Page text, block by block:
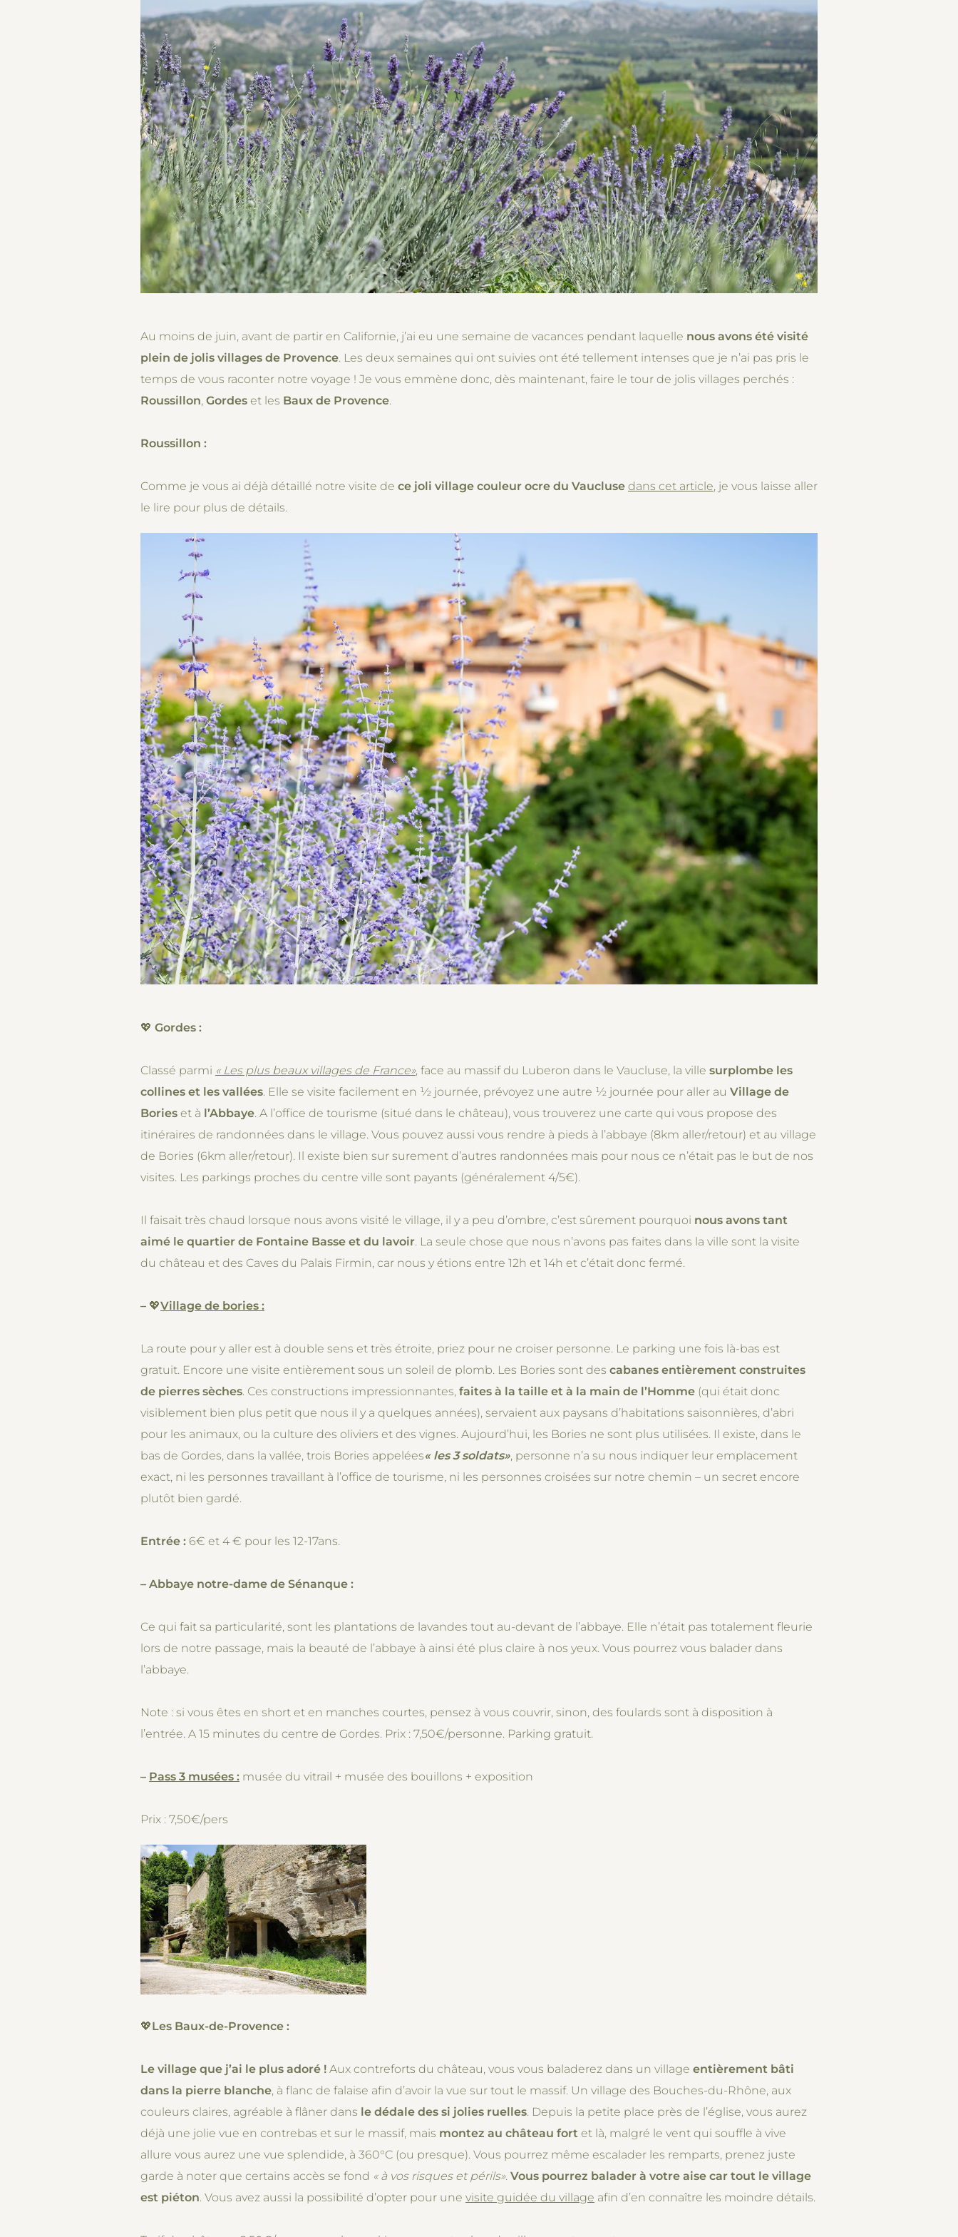
Au moins de juin, avant de partir en Californie, j’ai eu une semaine de vacances pendant laquelle nous avons été visité
plein de jolis villages de Provence. Les deux semaines qui ont suivies ont été tellement intenses que je n’ai pas pris le
temps de vous raconter notre voyage ! Je vous emmène donc, dès maintenant, faire le tour de jolis villages perchés :
Roussillon, Gordes et les Baux de Provence.
Roussillon :
Comme je vous ai déjà détaillé notre visite de ce joli village couleur ocre du Vaucluse dans cet article, je vous laisse aller
le lire pour plus de détails.
💖 Gordes :
Classé parmi « Les plus beaux villages de France», face au massif du Luberon dans le Vaucluse, la ville surplombe les
collines et les vallées. Elle se visite facilement en ½ journée, prévoyez une autre ½ journée pour aller au Village de
Bories et à l’Abbaye. A l’office de tourisme (situé dans le château), vous trouverez une carte qui vous propose des
itinéraires de randonnées dans le village. Vous pouvez aussi vous rendre à pieds à l’abbaye (8km aller/retour) et au village
de Bories (6km aller/retour). Il existe bien sur surement d’autres randonnées mais pour nous ce n’était pas le but de nos
visites. Les parkings proches du centre ville sont payants (généralement 4/5€).
Il faisait très chaud lorsque nous avons visité le village, il y a peu d’ombre, c’est sûrement pourquoi nous avons tant
aimé le quartier de Fontaine Basse et du lavoir. La seule chose que nous n’avons pas faites dans la ville sont la visite
du château et des Caves du Palais Firmin, car nous y étions entre 12h et 14h et c’était donc fermé.
– 💖Village de bories :
La route pour y aller est à double sens et très étroite, priez pour ne croiser personne. Le parking une fois là-bas est
gratuit. Encore une visite entièrement sous un soleil de plomb. Les Bories sont des cabanes entièrement construites
de pierres sèches. Ces constructions impressionnantes, faites à la taille et à la main de l’Homme (qui était donc
visiblement bien plus petit que nous il y a quelques années), servaient aux paysans d’habitations saisonnières, d’abri
pour les animaux, ou la culture des oliviers et des vignes. Aujourd’hui, les Bories ne sont plus utilisées. Il existe, dans le
bas de Gordes, dans la vallée, trois Bories appelées« les 3 soldats», personne n’a su nous indiquer leur emplacement
exact, ni les personnes travaillant à l’office de tourisme, ni les personnes croisées sur notre chemin – un secret encore
plutôt bien gardé.
Entrée : 6€ et 4 € pour les 12-17ans.
– Abbaye notre-dame de Sénanque :
Ce qui fait sa particularité, sont les plantations de lavandes tout au-devant de l’abbaye. Elle n’était pas totalement fleurie
lors de notre passage, mais la beauté de l’abbaye à ainsi été plus claire à nos yeux. Vous pourrez vous balader dans
l’abbaye.
Note : si vous êtes en short et en manches courtes, pensez à vous couvrir, sinon, des foulards sont à disposition à
l’entrée. A 15 minutes du centre de Gordes. Prix : 7,50€/personne. Parking gratuit.
– Pass 3 musées : musée du vitrail + musée des bouillons + exposition
Prix : 7,50€/pers
💖Les Baux-de-Provence :
Le village que j’ai le plus adoré ! Aux contreforts du château, vous vous baladerez dans un village entièrement bâti
dans la pierre blanche, à flanc de falaise afin d’avoir la vue sur tout le massif. Un village des Bouches-du-Rhône, aux
couleurs claires, agréable à flâner dans le dédale des si jolies ruelles. Depuis la petite place près de l’église, vous aurez
déjà une jolie vue en contrebas et sur le massif, mais montez au château fort et là, malgré le vent qui souffle à vive
allure vous aurez une vue splendide, à 360°C (ou presque). Vous pourrez même escalader les remparts, prenez juste
garde à noter que certains accès se fond « à vos risques et périls». Vous pourrez balader à votre aise car tout le village
est piéton. Vous avez aussi la possibilité d’opter pour une visite guidée du village afin d’en connaître les moindre détails.